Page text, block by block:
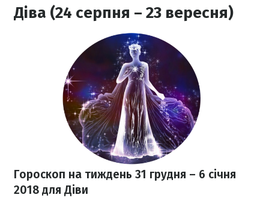
Діва (24 серпня – 23 вересня)
Гороскоп на тиждень 31 грудня – 6 січня
2018 для Діви